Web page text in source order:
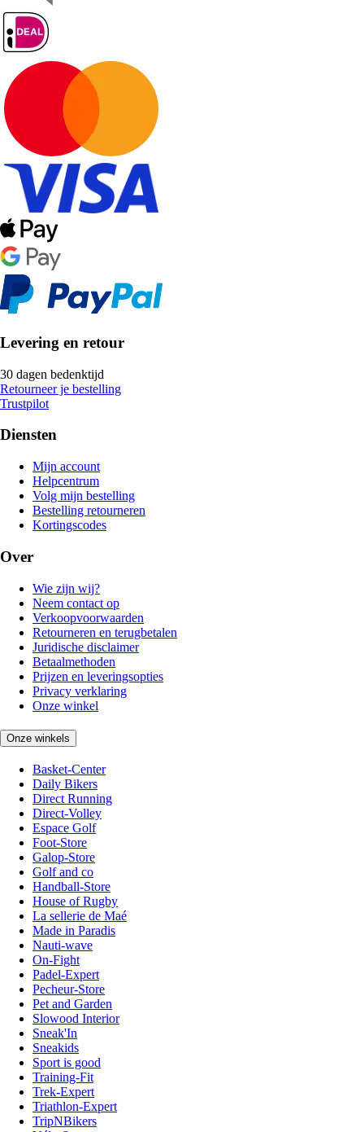
Levering en retour
30 dagen bedenktijd
Retourneer je bestelling
Trustpilot
Diensten
Mijn account
Helpcentrum
Volg mijn bestelling
Bestelling retourneren
Kortingscodes
Over
Wie zijn wij?
Neem contact op
Verkoopvoorwaarden
Retourneren en terugbetalen
Juridische disclaimer
Betaalmethoden
Prijzen en leveringsopties
Privacy verklaring
Onze winkel
Onze winkels
Basket-Center
Daily Bikers
Direct Running
Direct-Volley
Espace Golf
Foot-Store
Galop-Store
Golf and co
Handball-Store
House of Rugby
La sellerie de Maé
Made in Paradis
Nauti-wave
On-Fight
Padel-Expert
Pecheur-Store
Pet and Garden
Slowood Interior
Sneak'In
Sneakids
Sport is good
Training-Fit
Trek-Expert
Triathlon-Expert
TripNBikers